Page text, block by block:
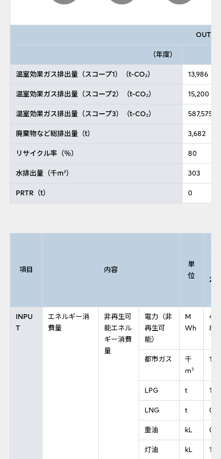
（年度）
温室効果ガス排出量（スコープ1）（t-CO2） 13,986
温室効果ガス排出量（スコープ2）（t-CO2） 15,200
温室効果ガス排出量（スコープ3）（t-CO2） 587,575
廃棄物など総排出量（t） 3,682
リサイクル率（％） 80
水排出量（千m3） 303
PRTR（t） 0
項目 内容
単
位
INPU
T
エネルギー消
費量
非再生可
能エネル
ギー消費
量
電力（非
再生可
能）
M
Wh
87
都市ガス
千
m3
LPG t 16
LNG t 0
重油 kL 0
灯油 kL 1